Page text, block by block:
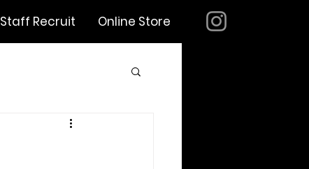
Staff Recruit Online Store